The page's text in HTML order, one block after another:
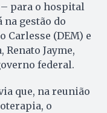
para o hospital
gestão do
Carlesse (DEM) e
Renato Jayme,
federal.
que, na reunião
o